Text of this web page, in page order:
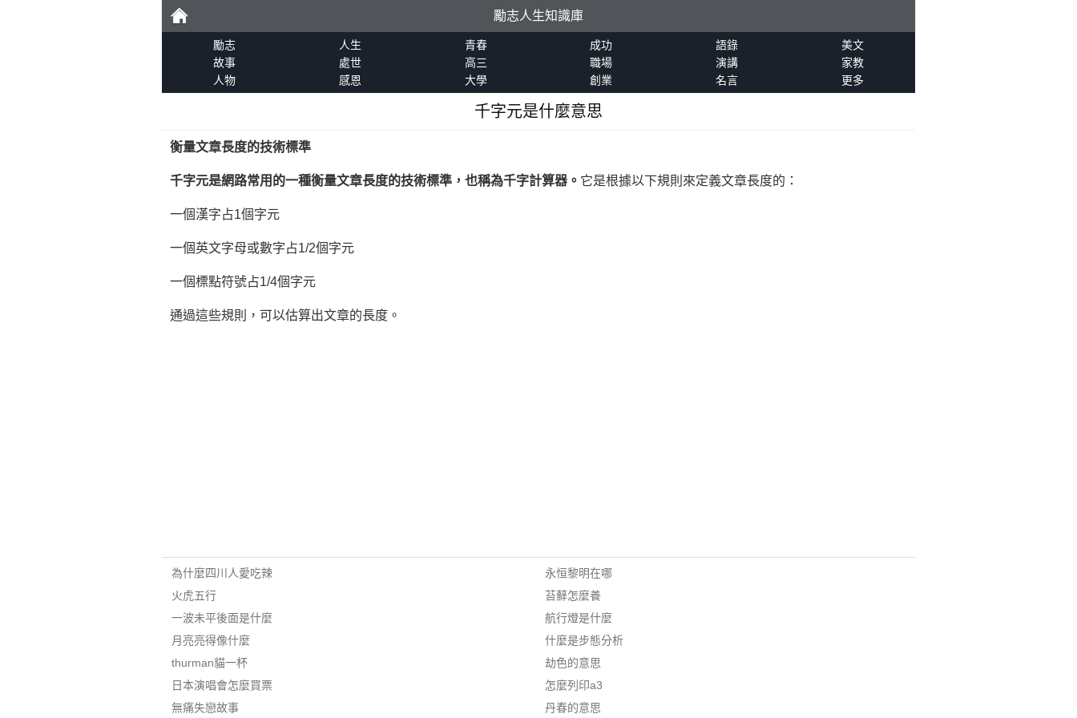
勵
勵志人生知識庫
勵志 人生 青春 成功 語錄
美文
故事
處世 高三 職場 演講
家教
人物
感恩 大學 創業 名言 更多
千字元是什麼意思
衡量文章長度的技術標準
千字元是網路常用的一種衡量文章長度的技術標準，也稱為千字計算器。 它是根據以下規則來定義文章長度的：
一個漢字占1個字元
一個英文字母或數字占1/2個字元
一個標點符號占1/4個字元
通過這些規則，可以估算出文章的長度。
為什麼四川人愛吃辣
火虎五行
一波未平後面是什麼
月亮亮得像什麼
thurman貓一杯
日本演唱會怎麼買票
無痛失戀故事
永恒黎明在哪
苔蘚怎麼養
航行燈是什麼
什麼是步態分析
劫色的意思
怎麼列印a3
丹春的意思